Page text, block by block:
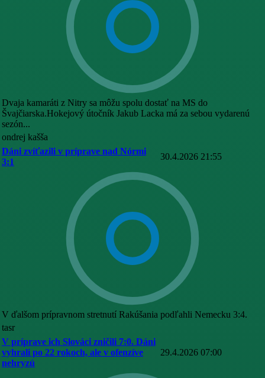
Dvaja kamaráti z Nitry sa môžu spolu dostať na MS do
Švajčiarska.Hokejový útočník Jakub Lacka má za sebou vydarenú
sezón...
ondrej kašša
Dáni zvíťazili v príprave nad Nórmi
3:1
30.4.2026 21:55
V ďalšom prípravnom stretnutí Rakúšania podľahli Nemecku 3:4.
tasr
V príprave ich Slováci zničili 7:0. Dáni
vyhrali po 22 rokoch, ale v ofenzíve
nehryzú
29.4.2026 07:00